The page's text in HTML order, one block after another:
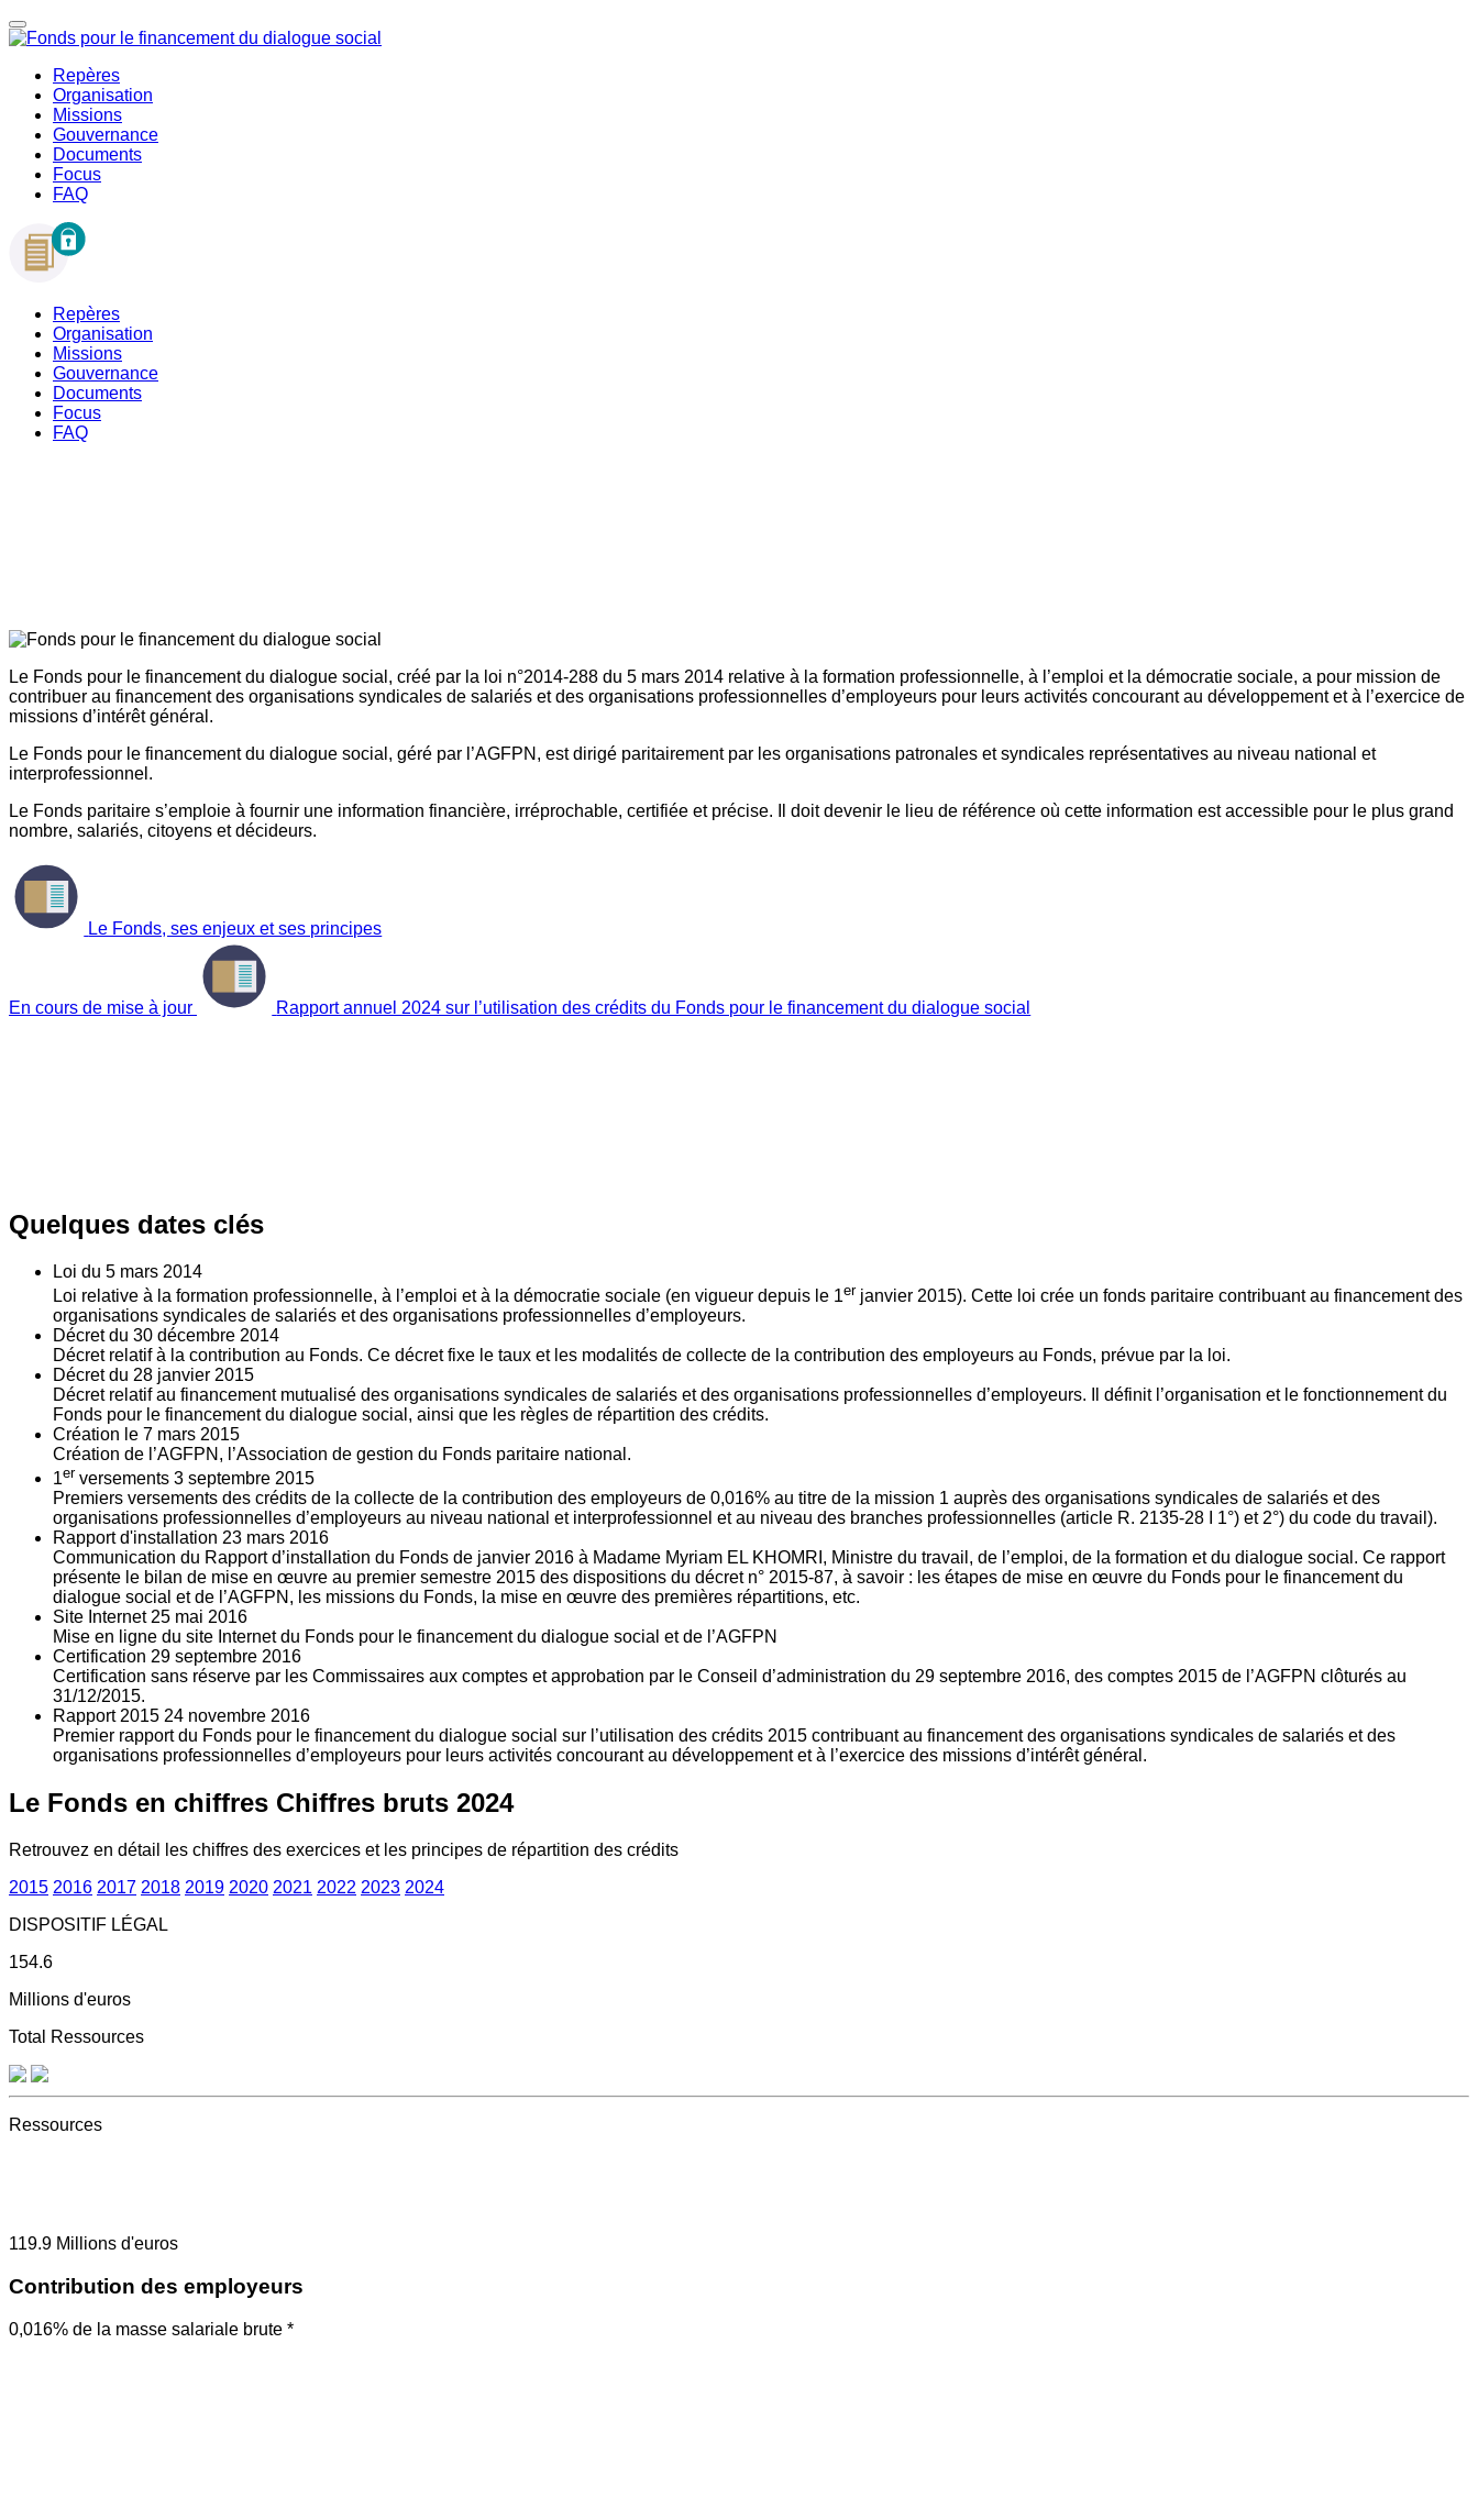
Repères
Organisation
Missions
Gouvernance
Documents
Focus
FAQ
Repères
Organisation
Missions
Gouvernance
Documents
Focus
FAQ
Le Fonds pour le financement du dialogue social, créé par la loi n°2014-288 du 5 mars 2014 relative à la formation professionnelle, à l’emploi et la démocratie sociale, a pour mission de
contribuer au financement des organisations syndicales de salariés et des organisations professionnelles d’employeurs pour leurs activités concourant au développement et à l’exercice de
missions d’intérêt général.
Le Fonds pour le financement du dialogue social, géré par l’AGFPN, est dirigé paritairement par les organisations patronales et syndicales représentatives au niveau national et
interprofessionnel.
Le Fonds paritaire s’emploie à fournir une information financière, irréprochable, certifiée et précise. Il doit devenir le lieu de référence où cette information est accessible pour le plus grand
nombre, salariés, citoyens et décideurs.
Le Fonds, ses enjeux et ses principes
En cours de mise à jour Rapport annuel 2024 sur l’utilisation des crédits du Fonds pour le financement du dialogue social
Quelques dates clés
Loi du 5 mars 2014
Loi relative à la formation professionnelle, à l’emploi et à la démocratie sociale (en vigueur depuis le 1er janvier 2015). Cette loi crée un fonds paritaire contribuant au financement des
organisations syndicales de salariés et des organisations professionnelles d’employeurs.
Décret du 30 décembre 2014
Décret relatif à la contribution au Fonds. Ce décret fixe le taux et les modalités de collecte de la contribution des employeurs au Fonds, prévue par la loi.
Décret du 28 janvier 2015
Décret relatif au financement mutualisé des organisations syndicales de salariés et des organisations professionnelles d’employeurs. Il définit l’organisation et le fonctionnement du
Fonds pour le financement du dialogue social, ainsi que les règles de répartition des crédits.
Création le 7 mars 2015
Création de l’AGFPN, l’Association de gestion du Fonds paritaire national.
1er versements 3 septembre 2015
Premiers versements des crédits de la collecte de la contribution des employeurs de 0,016% au titre de la mission 1 auprès des organisations syndicales de salariés et des
organisations professionnelles d’employeurs au niveau national et interprofessionnel et au niveau des branches professionnelles (article R. 2135‐28 I 1°) et 2°) du code du travail).
Rapport d'installation 23 mars 2016
Communication du Rapport d’installation du Fonds de janvier 2016 à Madame Myriam EL KHOMRI, Ministre du travail, de l’emploi, de la formation et du dialogue social. Ce rapport
présente le bilan de mise en œuvre au premier semestre 2015 des dispositions du décret n° 2015-87, à savoir : les étapes de mise en œuvre du Fonds pour le financement du
dialogue social et de l’AGFPN, les missions du Fonds, la mise en œuvre des premières répartitions, etc.
Site Internet 25 mai 2016
Mise en ligne du site Internet du Fonds pour le financement du dialogue social et de l’AGFPN
Certification 29 septembre 2016
Certification sans réserve par les Commissaires aux comptes et approbation par le Conseil d’administration du 29 septembre 2016, des comptes 2015 de l’AGFPN clôturés au
31/12/2015.
Rapport 2015 24 novembre 2016
Premier rapport du Fonds pour le financement du dialogue social sur l’utilisation des crédits 2015 contribuant au financement des organisations syndicales de salariés et des
organisations professionnelles d’employeurs pour leurs activités concourant au développement et à l’exercice des missions d’intérêt général.
Le Fonds en chiffres Chiffres bruts 2024
Retrouvez en détail les chiffres des exercices et les principes de répartition des crédits
2015 2016 2017 2018 2019 2020 2021 2022 2023 2024
DISPOSITIF LÉGAL
154.6
Millions d'euros
Total Ressources
Ressources
119.9 Millions d'euros
Contribution des employeurs
0,016% de la masse salariale brute *